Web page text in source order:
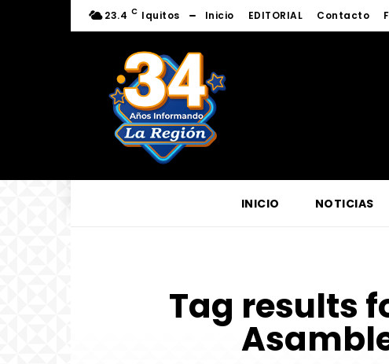
23.4 C Iquitos Inicio EDITORIAL Contacto
INICIO NOTICIAS
Tag results